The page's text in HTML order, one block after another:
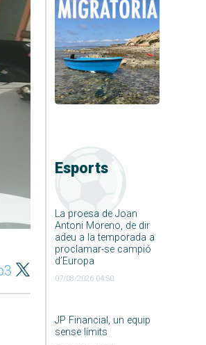
Esports
La proesa de Joan
Antoni Moreno, de dir
adeu a la temporada a
proclamar-se campió
d’Europa
07/08/2026 04:50
JP Financial, un equip
sense límits